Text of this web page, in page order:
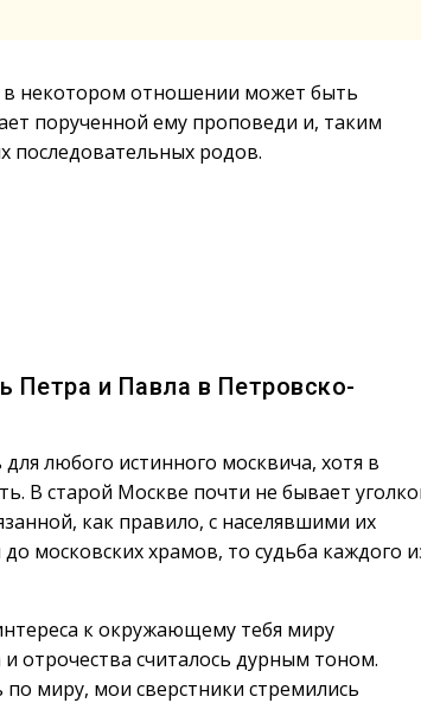
некотором отношении может быть
порученной ему проповеди и, таким
последовательных родов.
Петра и Павла в Петровско-
любого истинного москвича, хотя в
В старой Москве почти не бывает
как правило, с населявшими их
московских храмов, то судьба каждого
к окружающему тебя миру
отрочества считалось дурным тоном.
миру, мои сверстники стремились